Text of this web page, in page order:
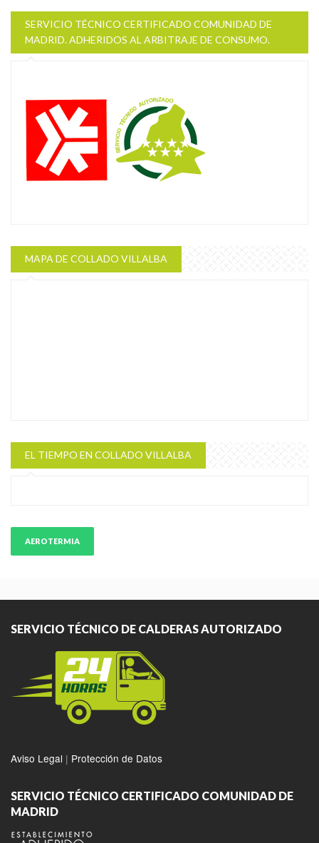
SERVICIO TÉCNICO CERTIFICADO COMUNIDAD DE
MADRID. ADHERIDOS AL ARBITRAJE DE CONSUMO.
MAPA DE COLLADO VILLALBA
EL TIEMPO EN COLLADO VILLALBA
AEROTERMIA
SERVICIO TÉCNICO DE CALDERAS AUTORIZADO
Aviso Legal | Protección de Datos
SERVICIO TÉCNICO CERTIFICADO COMUNIDAD DE
MADRID